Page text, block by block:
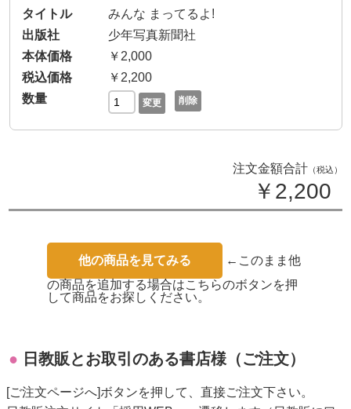
みんな まってるよ!
少年写真新聞社
￥2,000
￥2,200
変更 削除
注文金額合計（税込）
￥2,200
他の商品を見てみる
←このまま他
の商品を追加する場合はこちらのボタンを押
して商品をお探しください。
日教販とお取引のある書店様（ご注文）
[ご注文ページへ]ボタンを押して、直接ご注文下さい。